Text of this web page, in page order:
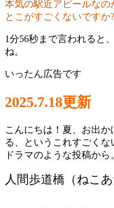
本気の駅近アピールな
とこがすごくないですか?
1分56秒まで言われると
ね。
いったん広告です
2025.7.18更新
こんにちは！夏、お出
る、というこれすごく
ドラマのような投稿から
人間歩道橋（ねこあ